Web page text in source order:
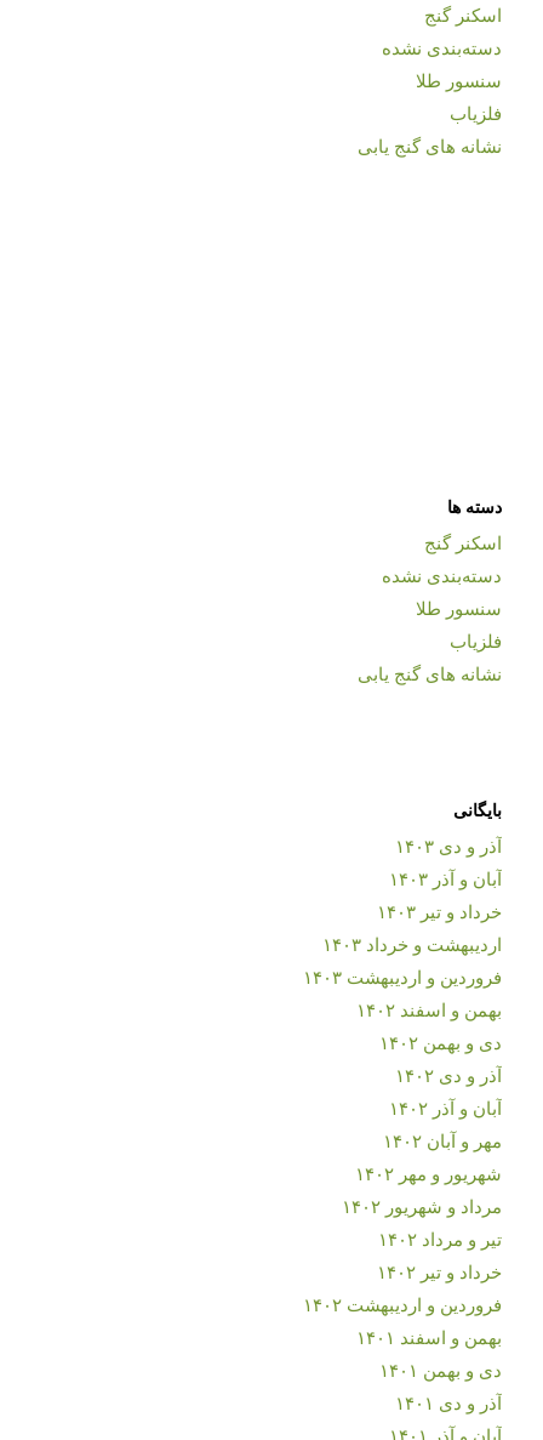
اسکنر گنج
دسته‌بندی نشده
سنسور طلا
فلزیاب
نشانه های گنج یابی
دسته ها
اسکنر گنج
دسته‌بندی نشده
سنسور طلا
فلزیاب
نشانه های گنج یابی
بایگانی
آذر و دی ۱۴۰۳
آبان و آذر ۱۴۰۳
خرداد و تیر ۱۴۰۳
اردیبهشت و خرداد ۱۴۰۳
فروردین و اردیبهشت ۱۴۰۳
بهمن و اسفند ۱۴۰۲
دی و بهمن ۱۴۰۲
آذر و دی ۱۴۰۲
آبان و آذر ۱۴۰۲
مهر و آبان ۱۴۰۲
شهریور و مهر ۱۴۰۲
مرداد و شهریور ۱۴۰۲
تیر و مرداد ۱۴۰۲
خرداد و تیر ۱۴۰۲
فروردین و اردیبهشت ۱۴۰۲
بهمن و اسفند ۱۴۰۱
دی و بهمن ۱۴۰۱
آذر و دی ۱۴۰۱
آبان و آذر ۱۴۰۱